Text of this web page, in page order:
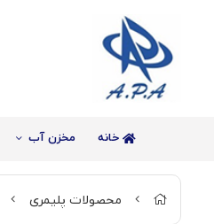
خانه مخزن آب
محصولات پلیمری